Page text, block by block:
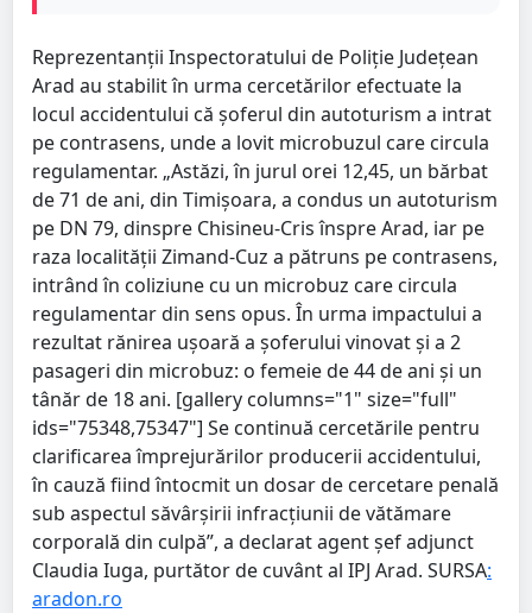
Reprezentanții Inspectoratului de Poliție Județean
Arad au stabilit în urma cercetărilor efectuate la
locul accidentului că șoferul din autoturism a intrat
pe contrasens, unde a lovit microbuzul care circula
regulamentar. „Astăzi, în jurul orei 12,45, un bărbat
de 71 de ani, din Timișoara, a condus un autoturism
pe DN 79, dinspre Chisineu-Cris înspre Arad, iar pe
raza localității Zimand-Cuz a pătruns pe contrasens,
intrând în coliziune cu un microbuz care circula
regulamentar din sens opus. În urma impactului a
rezultat rănirea ușoară a șoferului vinovat și a 2
pasageri din microbuz: o femeie de 44 de ani și un
tânăr de 18 ani. [gallery columns="1" size="full"
ids="75348,75347"] Se continuă cercetările pentru
clarificarea împrejurărilor producerii accidentului,
în cauză fiind întocmit un dosar de cercetare penală
sub aspectul săvârșirii infracțiunii de vătămare
corporală din culpă”, a declarat agent șef adjunct
Claudia Iuga, purtător de cuvânt al IPJ Arad. SURSA:
aradon.ro